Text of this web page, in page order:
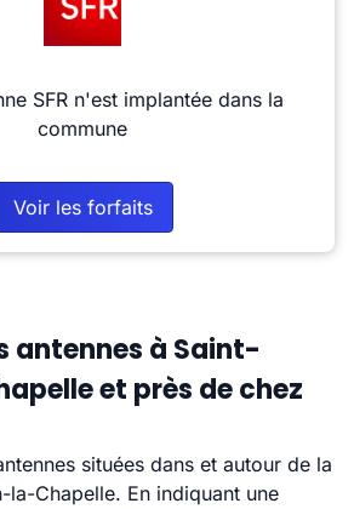
SFR n'est implantée dans la
commune
Voir les forfaits
antennes à Saint-
et près de chez
situées dans et autour de la
la-Chapelle. En indiquant une